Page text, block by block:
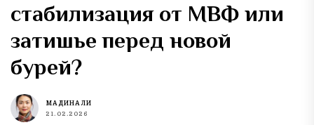
стабилизация от МВФ или
затишье перед новой
бурей?
МАДИНА ЛИ
21.02.2026